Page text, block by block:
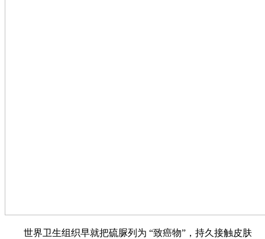
世界卫生组织早就把硫脲列为 “致癌物”，持久接触皮肤